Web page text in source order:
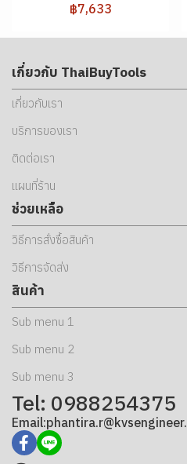
฿7,633
เกี่ยวกับ ThaiBuyTools
เกี่ยวกับเรา
บริการของเรา
ติดต่อเรา
แผนที่ร้าน
ช่วยเหลือ
วิธีการสั่งซื้อสินค้า
วิธีการจัดส่ง
สินค้า
Sub menu 1
Sub menu 2
Sub menu 3
Tel: 0988254375